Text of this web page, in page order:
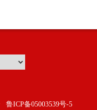
鲁ICP备05003539号-5